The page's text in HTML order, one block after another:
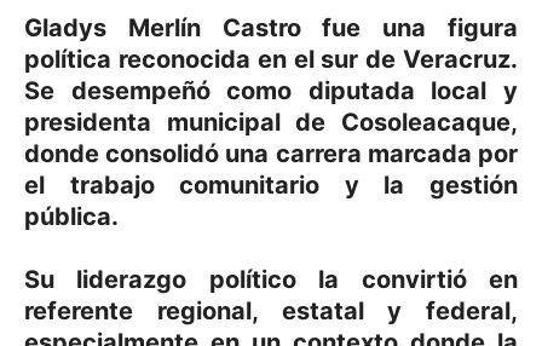
Gladys Merlín Castro fue una figura
política reconocida en el sur de Veracruz.
Se desempeñó como diputada local y
presidenta municipal de Cosoleacaque,
donde consolidó una carrera marcada por
el trabajo comunitario y la gestión
pública.
Su liderazgo político la convirtió en
referente regional, estatal y federal,